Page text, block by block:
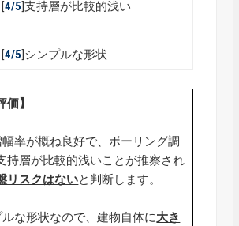
[4/5]支持層が比較的浅い
[4/5]シンプルな形状
価】
率が概ね良好で、ボーリング調
持層が比較的浅いことが推察され
リスクはないと判断します。
な形状なので、建物自体に大き